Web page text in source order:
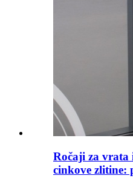
Ročaji za vrata
cinkove zlitine: